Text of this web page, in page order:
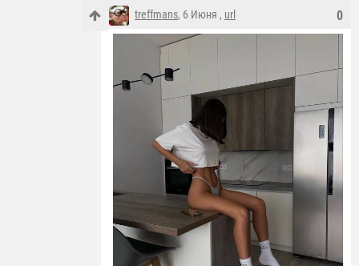
0
treffmans, 6 Июня , url